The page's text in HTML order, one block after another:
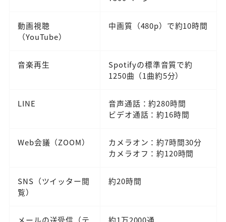
動画視聴
（YouTube）
中画質（480p）で約10時間
音楽再生
Spotifyの標準音質で約
1250曲（1曲約5分）
LINE
音声通話：約280時間
ビデオ通話：約16時間
Web会議（ZOOM）
カメラオン：約7時間30分
カメラオフ：約120時間
SNS（ツイッター閲
覧）
約20時間